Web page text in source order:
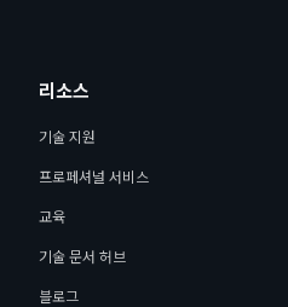
리소스
기술 지원
프로페셔널 서비스
교육
기술 문서 허브
블로그